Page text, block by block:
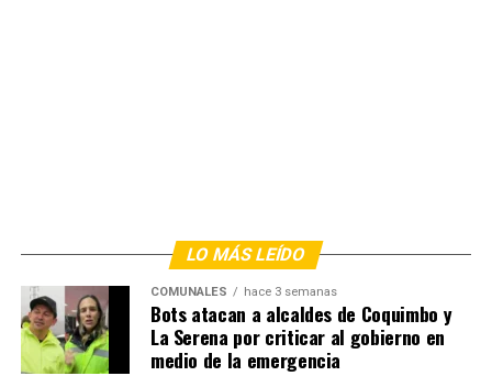
LO MÁS LEÍDO
COMUNALES hace 3 semanas
Bots atacan a alcaldes de Coquimbo y
La Serena por criticar al gobierno en
medio de la emergencia